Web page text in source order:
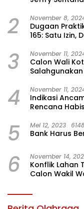
2 November 8,
Dugaan
165: Satu Izin,
3 November 11,
Calon Wali
Salahgunakan
4 November 11,
Indikasi
Rencana
5 Mei 12, 2023
Bank Harus
6 November 14,
Konflik Lahan
Calon Wakil